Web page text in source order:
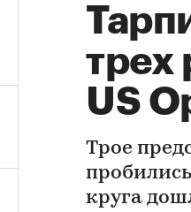
трех
US
Трое
круга